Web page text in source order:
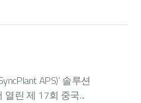
APS)’ 솔루션
린 제 17회 중국...